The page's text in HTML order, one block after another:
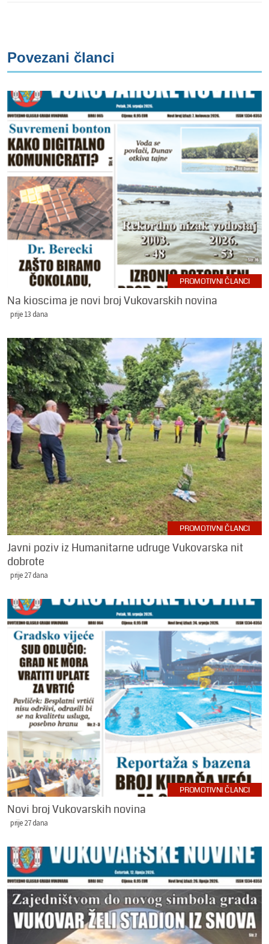
Povezani članci
PROMOTIVNI ČLANCI
Na kioscima je novi broj Vukovarskih novina
prije 13 dana
PROMOTIVNI ČLANCI
Javni poziv iz Humanitarne udruge Vukovarska nit
dobrote
prije 27 dana
PROMOTIVNI ČLANCI
Novi broj Vukovarskih novina
prije 27 dana